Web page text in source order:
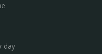
day